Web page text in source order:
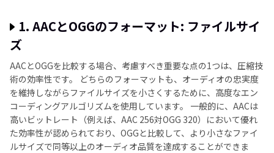
1. AACとOGGのフォーマット: ファイルサイ
ズ
AACとOGGを比較する場合、考慮すべき重要な点の1つは、圧縮技
術の効率性です。 どちらのフォーマットも、オーディオの忠実度
を維持しながらファイルサイズを小さくするために、高度なエン
コーディングアルゴリズムを使用しています。 一般的に、AACは
高いビットレート（例えば、AAC 256対OGG 320）において優れ
た効率性が認められており、OGGと比較して、より小さなファイ
ルサイズで同等以上のオーディオ品質を達成することができま